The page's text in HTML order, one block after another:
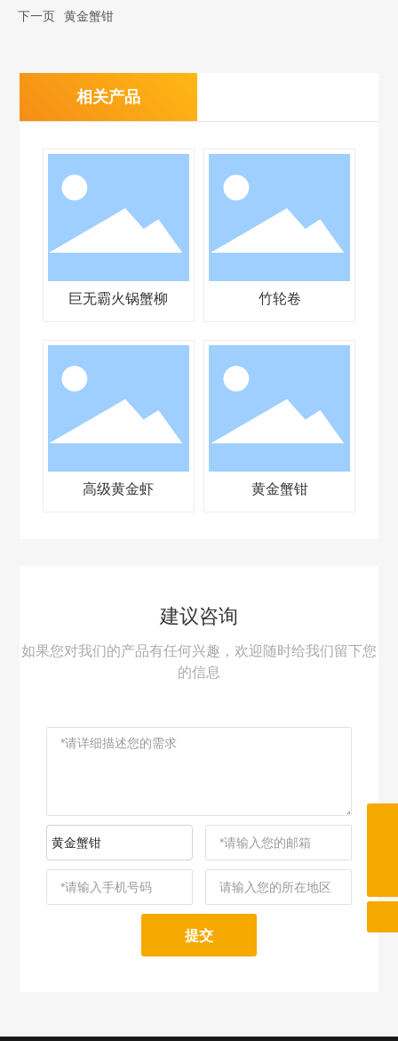
下一页 黄金蟹钳
相关产品
巨无霸火锅蟹柳 竹轮卷
高级黄金虾 黄金蟹钳
建议咨询
如果您对我们的产品有任何兴趣，欢迎随时给我们留下您
的信息
黄金蟹钳
提交
13332211076
srl1978@163.com